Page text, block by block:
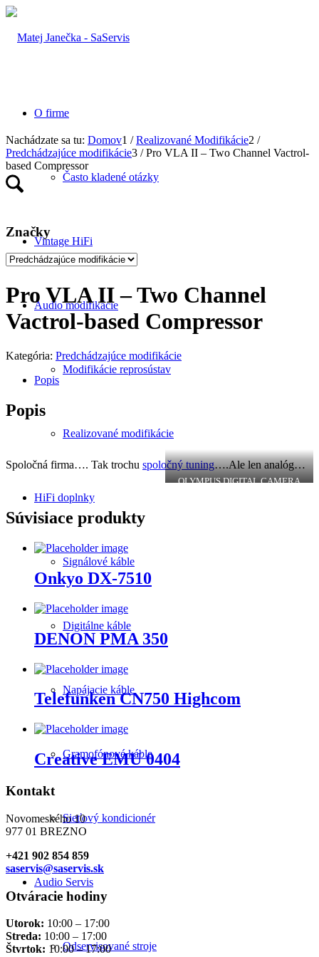
O firme
Často kladené otázky
Vintage HiFi
Audio modifikácie
Modifikácie reprosústav
Realizované modifikácie
HiFi doplnky
Signálové káble
Digitálne káble
Napájacie káble
Gramofónové káble
Sieťový kondicionér
Audio Servis
Odservisované stroje
Nachádzate sa tu: Domov1 / Realizované Modifikácie2 /
Predchádzajúce modifikácie3 / Pro VLA II – Two Channel Vactrol-
based Compressor
Značky
Pro VLA II – Two Channel
Vactrol-based Compressor
Kategória: Predchádzajúce modifikácie
Popis
Popis
Spoločná firma…. Tak trochu spoločný tuning….Ale len analóg…
OLYMPUS DIGITAL CAMERA
Súvisiace produkty
Onkyo DX-7510
DENON PMA 350
Telefunken CN750 Highcom
Creative EMU 0404
Kontakt
Novomeského 10
977 01 BREZNO
+421 902 854 859
saservis@saservis.sk
Otváracie hodiny
Utorok: 10:00 – 17:00
Streda: 10:00 – 17:00
Štvrtok: 10:00 – 17:00